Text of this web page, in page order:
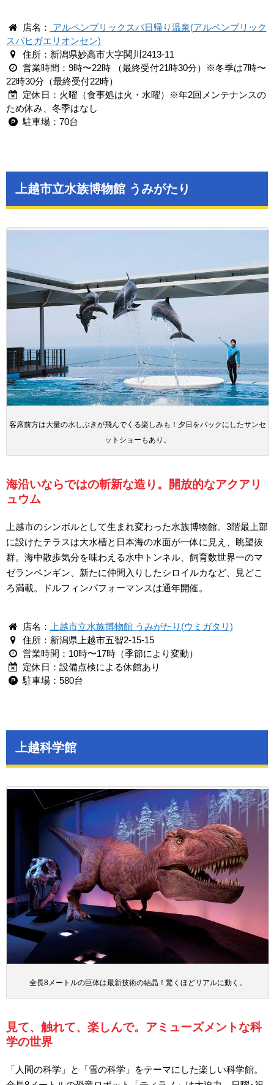
店名：
アルペンブリックスパ日帰り温泉(アルペンブリック
スパヒガエリオンセン)
住所：新潟県妙高市大字関川2413-11
営業時間：9時〜22時 （最終受付21時30分）※冬季は7時〜
22時30分（最終受付22時）
定休日：火曜（食事処は火・水曜）※年2回メンテナンスの
ため休み、冬季はなし
駐車場：70台
上越市立水族博物館 うみがたり
客席前方は大量の水しぶきが飛んでくる楽しみも！夕日をバックにしたサンセ
ットショーもあり。
海沿いならではの斬新な造り。開放的なアクアリ
ュウム
上越市のシンボルとして生まれ変わった水族博物館。3階最上部
に設けたテラスは大水槽と日本海の水面が一体に見え、眺望抜
群。海中散歩気分を味わえる水中トンネル、飼育数世界一のマ
ゼランペンギン、新たに仲間入りしたシロイルカなど、見どこ
ろ満載。ドルフィンパフォーマンスは通年開催。
店名：
上越市立水族博物館 うみがたり(ウミガタリ)
住所：新潟県上越市五智2-15-15
営業時間：10時〜17時（季節により変動）
定休日：設備点検による休館あり
駐車場：580台
上越科学館
全長8メートルの巨体は最新技術の結晶！驚くほどリアルに動く。
見て、触れて、楽しんで。アミューズメントな科
学の世界
「人間の科学」と「雪の科学」をテーマにした楽しい科学館。